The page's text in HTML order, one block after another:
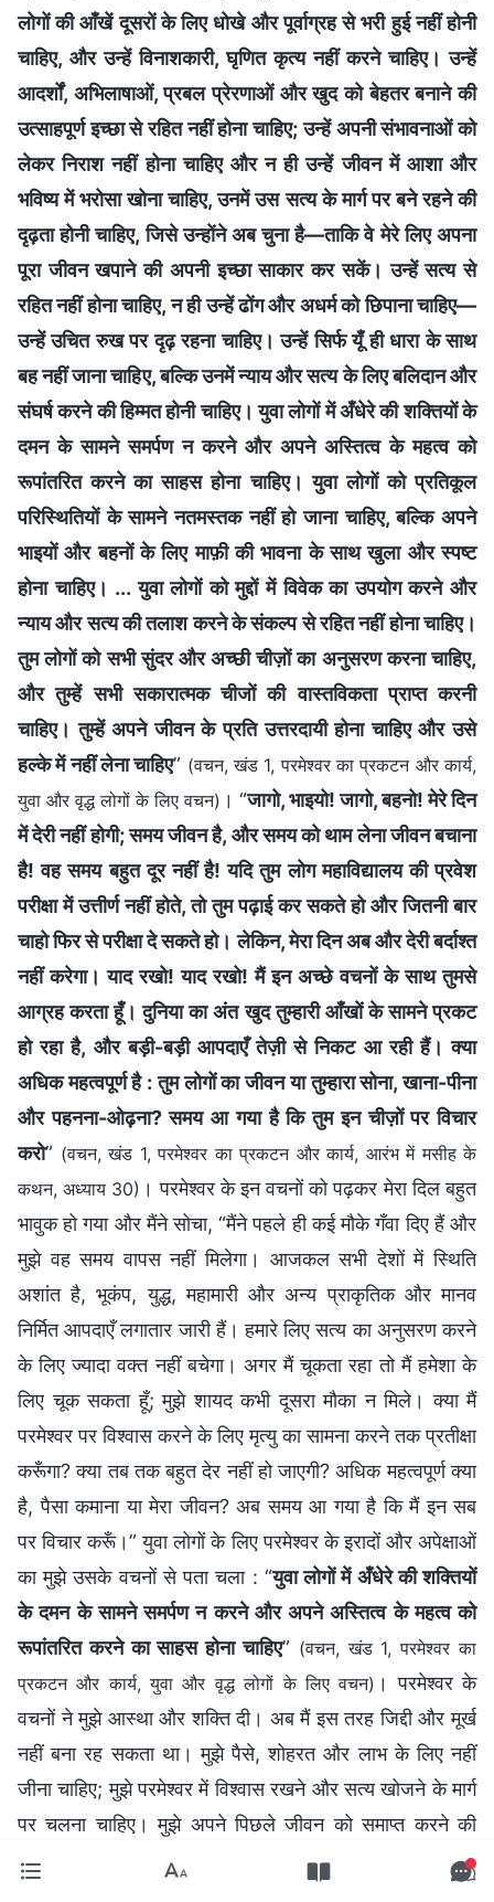
लोगों की आँखें दूसरों के लिए धोखे और पूर्वाग्रह से भरी हुई नहीं होनी
चाहिए, और उन्हें विनाशकारी, घृणित कृत्य नहीं करने चाहिए। उन्हें
आदर्शों, अभिलाषाओं, प्रबल प्रेरणाओं और खुद को बेहतर बनाने की
उत्साहपूर्ण इच्छा से रहित नहीं होना चाहिए; उन्हें अपनी संभावनाओं को
लेकर निराश नहीं होना चाहिए और न ही उन्हें जीवन में आशा और
भविष्य में भरोसा खोना चाहिए, उनमें उस सत्य के मार्ग पर बने रहने की
दृढ़ता होनी चाहिए, जिसे उन्होंने अब चुना है—ताकि वे मेरे लिए अपना
पूरा जीवन खपाने की अपनी इच्छा साकार कर सकें। उन्हें सत्य से
रहित नहीं होना चाहिए, न ही उन्हें ढोंग और अधर्म को छिपाना चाहिए—
उन्हें उचित रुख पर दृढ़ रहना चाहिए। उन्हें सिर्फ यूँ ही धारा के साथ
बह नहीं जाना चाहिए, बल्कि उनमें न्याय और सत्य के लिए बलिदान और
संघर्ष करने की हिम्मत होनी चाहिए। युवा लोगों में अँधेरे की शक्तियों के
दमन के सामने समर्पण न करने और अपने अस्तित्व के महत्व को
रूपांतरित करने का साहस होना चाहिए। युवा लोगों को प्रतिकूल
परिस्थितियों के सामने नतमस्तक नहीं हो जाना चाहिए, बल्कि अपने
भाइयों और बहनों के लिए माफ़ी की भावना के साथ खुला और स्पष्ट
होना चाहिए। ... युवा लोगों को मुद्दों में विवेक का उपयोग करने और
न्याय और सत्य की तलाश करने के संकल्प से रहित नहीं होना चाहिए।
तुम लोगों को सभी सुंदर और अच्छी चीज़ों का अनुसरण करना चाहिए,
और तुम्हें सभी सकारात्मक चीजों की वास्तविकता प्राप्त करनी
चाहिए। तुम्हें अपने जीवन के प्रति उत्तरदायी होना चाहिए और उसे
हल्के में नहीं लेना चाहिए” (वचन, खंड 1, परमेश्वर का प्रकटन और कार्य,
युवा और वृद्ध लोगों के लिए वचन) । “जागो, भाइयो! जागो, बहनो! मेरे दिन
में देरी नहीं होगी; समय जीवन है, और समय को थाम लेना जीवन बचाना
है! वह समय बहुत दूर नहीं है! यदि तुम लोग महाविद्यालय की प्रवेश
परीक्षा में उत्तीर्ण नहीं होते, तो तुम पढ़ाई कर सकते हो और जितनी बार
चाहो फिर से परीक्षा दे सकते हो। लेकिन, मेरा दिन अब और देरी बर्दाश्त
नहीं करेगा। याद रखो! याद रखो! मैं इन अच्छे वचनों के साथ तुमसे
आग्रह करता हूँ। दुनिया का अंत खुद तुम्हारी आँखों के सामने प्रकट
हो रहा है, और बड़ी-बड़ी आपदाएँ तेज़ी से निकट आ रही हैं। क्या
अधिक महत्वपूर्ण है : तुम लोगों का जीवन या तुम्हारा सोना, खाना-पीना
और पहनना-ओढ़ना? समय आ गया है कि तुम इन चीज़ों पर विचार
करो” (वचन, खंड 1, परमेश्वर का प्रकटन और कार्य, आरंभ में मसीह के
कथन, अध्याय 30) । परमेश्वर के इन वचनों को पढ़कर मेरा दिल बहुत
भावुक हो गया और मैंने सोचा, “मैंने पहले ही कई मौके गँवा दिए हैं और
मुझे वह समय वापस नहीं मिलेगा। आजकल सभी देशों में स्थिति
अशांत है, भूकंप, युद्ध, महामारी और अन्य प्राकृतिक और मानव
निर्मित आपदाएँ लगातार जारी हैं। हमारे लिए सत्य का अनुसरण करने
के लिए ज्यादा वक्त नहीं बचेगा। अगर मैं चूकता रहा तो मैं हमेशा के
लिए चूक सकता हूँ; मुझे शायद कभी दूसरा मौका न मिले। क्या मैं
परमेश्वर पर विश्वास करने के लिए मृत्यु का सामना करने तक प्रतीक्षा
करूँगा? क्या तब तक बहुत देर नहीं हो जाएगी? अधिक महत्वपूर्ण क्या
है, पैसा कमाना या मेरा जीवन? अब समय आ गया है कि मैं इन सब
पर विचार करूँ।” युवा लोगों के लिए परमेश्वर के इरादों और अपेक्षाओं
का मुझे उसके वचनों से पता चला : “युवा लोगों में अँधेरे की शक्तियों
के दमन के सामने समर्पण न करने और अपने अस्तित्व के महत्व को
रूपांतरित करने का साहस होना चाहिए” (वचन, खंड 1, परमेश्वर का
प्रकटन और कार्य, युवा और वृद्ध लोगों के लिए वचन) । परमेश्वर के
वचनों ने मुझे आस्था और शक्ति दी। अब मैं इस तरह जिद्दी और मूर्ख
नहीं बना रह सकता था। मुझे पैसे, शोहरत और लाभ के लिए नहीं
जीना चाहिए; मुझे परमेश्वर में विश्वास रखने और सत्य खोजने के मार्ग
पर चलना चाहिए। मुझे अपने पिछले जीवन को समाप्त करने की
आवश्यकता थी और इसलिए मैंने इस व्यवसाय को छोड़ने का मन बना